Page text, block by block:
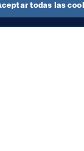
todas las